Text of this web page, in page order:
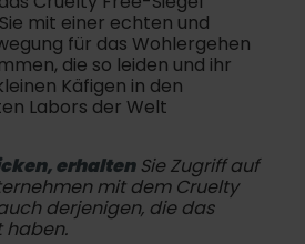
mit einer echten und
für das Wohlergehen
die so leiden und ihr
Käfigen in den
Labors der Welt
erhaltenSie Zugriff auf
mit dem Cruelty
derjenigen, die das
haben.